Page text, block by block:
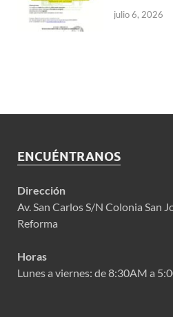
julio 6, 2026
ENCUÉNTRANOS
Dirección
Av. San Carlos S/N Colonia San
Reforma
Horas
Lunes a viernes: de 8:30AM a